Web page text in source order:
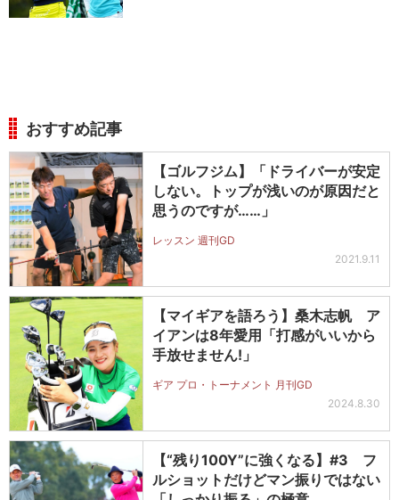
おすすめ記事
【ゴルフジム】「ドライバーが安定
しない。トップが浅いのが原因だと
思うのですが……」
レッスン 週刊GD
2021.9.11
【マイギアを語ろう】桑木志帆 ア
イアンは8年愛用「打感がいいから
手放せません!」
ギア プロ・トーナメント 月刊GD
2024.8.30
【“残り100Y”に強くなる】#3 フ
ルショットだけどマン振りではない